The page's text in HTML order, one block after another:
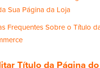
Sua Página da Loja
Frequentes Sobre o Título
Título da Página do